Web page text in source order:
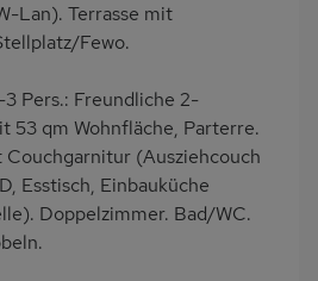
Erdgeschoss
Lan). Terrasse mit
Fewo.
3 Pers.: Freundliche 2-
53 qm Wohnfläche, Parterre.
(Ausziehcouch
Esstisch, Einbauküche
Doppelzimmer. Bad/WC.